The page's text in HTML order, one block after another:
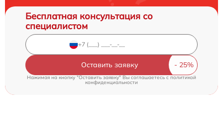
Бесплатная консультация со
специалистом
Оставить заявку
Нажимая на кнопку "Оставить заявку" Вы соглашаетесь cполитикой
конфиденциальности